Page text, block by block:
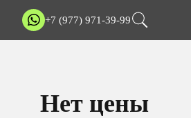
+7 (977) 971-39-99
Нет цены